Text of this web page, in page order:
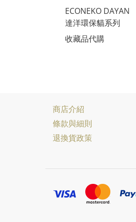
ECONEKO DAYAN
達洋環保貓系列
收藏品代購
商店介紹
條款與細則
退換貨政策